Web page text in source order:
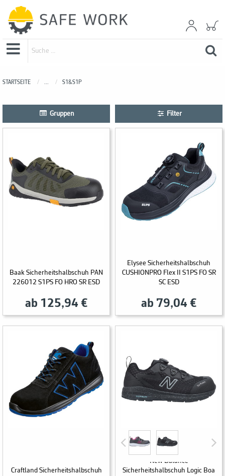
STARTSEITE ... S1&S1P
Gruppen Filter
Baak Sicherheitshalbschuh PAN
226012 S1PS FO HRO SR ESD
ab 125,94 €
Elysee Sicherheitshalbschuh
CUSHIONPRO Flex II S1PS FO SR
SC ESD
ab 79,04 €
Craftland Sicherheitshalbschuh
New Balance
Sicherheitshalbschuh Logic Boa